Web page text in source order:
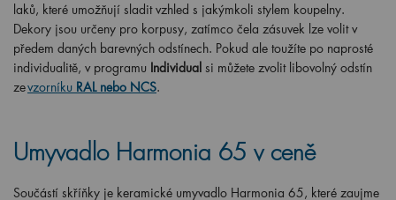
laků, které umožňují sladit vzhled s jakýmkoli stylem koupelny.
Dekory jsou určeny pro korpusy, zatímco čela zásuvek lze volit v
předem daných barevných odstínech. Pokud ale toužíte po naprosté
individualitě, v programu Individual si můžete zvolit libovolný odstín
zevzorníku RAL nebo NCS.
Umyvadlo Harmonia 65 v ceně
Součástí skříňky je keramické umyvadlo Harmonia 65, které zaujme